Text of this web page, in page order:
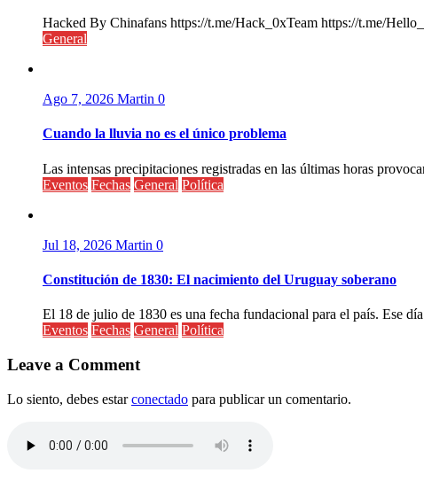
Hacked By Chinafans https://t.me/Hack_0xTeam https://t.me/
General
Ago 7, 2026 Martin 0
Cuando la lluvia no es el único problema
Las intensas precipitaciones registradas en las últimas horas
Eventos Fechas General Política
Jul 18, 2026 Martin 0
Constitución de 1830: El nacimiento del Uruguay soberano
El 18 de julio de 1830 es una fecha fundacional para el país. Ese día
Eventos Fechas General Política
Leave a Comment
Lo siento, debes estarconectado para publicar un comentario.